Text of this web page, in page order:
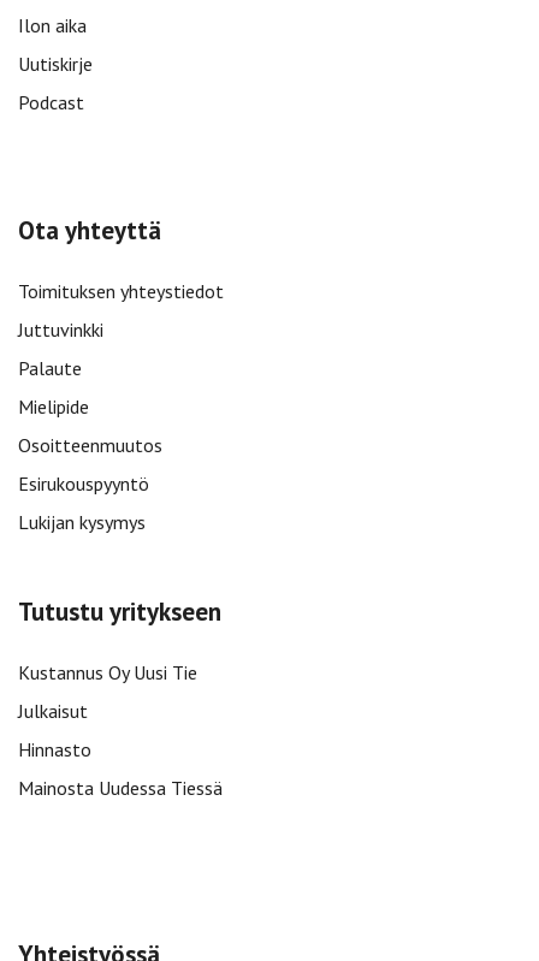
Ilon aika
Uutiskirje
Podcast
Ota yhteyttä
Toimituksen yhteystiedot
Juttuvinkki
Palaute
Mielipide
Osoitteenmuutos
Esirukouspyyntö
Lukijan kysymys
Tutustu yritykseen
Kustannus Oy Uusi Tie
Julkaisut
Hinnasto
Mainosta Uudessa Tiessä
Yhteistyössä